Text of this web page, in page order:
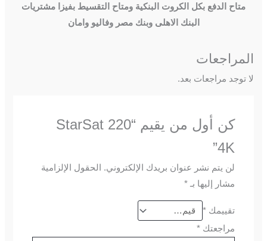
متاح الدفع بكل الكروت البنكية ومتاح التقسيط بفيزا مشتريات
البنك الاهلى وبنك مصر وفاليو وامان
المراجعات
لا توجد مراجعات بعد.
كن أول من يقيم “StarSat 220
4K”
لن يتم نشر عنوان بريدك الإلكتروني.
الحقول الإلزامية
مشار إليها بـ *
تقييمك *
مراجعتك *